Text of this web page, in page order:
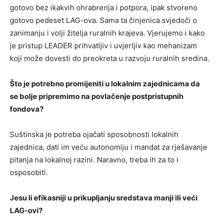
gotovo bez ikakvih ohrabrenja i potpora, ipak stvoreno
gotovo pedeset LAG-ova. Sama ta činjenica svjedoči o
zanimanju i volji žitelja ruralnih krajeva. Vjerujemo i kako
je pristup LEADER prihvatljiv i uvjerljiv kao mehanizam
koji može dovesti do preokreta u razvoju ruralnih sredina.
Što je potrebno promijeniti u lokalnim zajednicama da
se bolje pripremimo na povlačenje postpristupnih
fondova?
Suštinska je potreba ojačati sposobnosti lokalnih
zajednica, dati im veću autonomiju i mandat za rješavanje
pitanja na lokalnoj razini. Naravno, treba ih za to i
osposobiti.
Jesu li efikasniji u prikupljanju sredstava manji ili veći
LAG-ovi?